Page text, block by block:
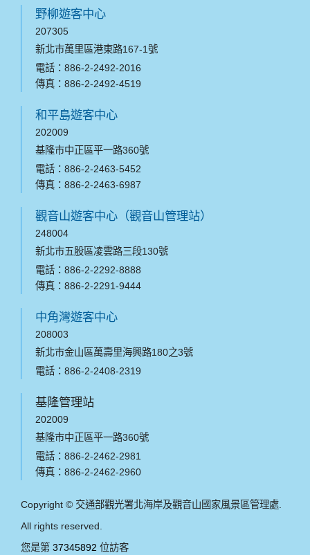
野柳遊客中心
207305
新北市萬里區港東路167-1號
電話：886-2-2492-2016
傳真：886-2-2492-4519
和平島遊客中心
202009
基隆市中正區平一路360號
電話：886-2-2463-5452
傳真：886-2-2463-6987
觀音山遊客中心（觀音山管理站）
248004
新北市五股區凌雲路三段130號
電話：886-2-2292-8888
傳真：886-2-2291-9444
中角灣遊客中心
208003
新北市金山區萬壽里海興路180之3號
電話：886-2-2408-2319
基隆管理站
202009
基隆市中正區平一路360號
電話：886-2-2462-2981
傳真：886-2-2462-2960
Copyright © 交通部觀光署北海岸及觀音山國家風景區管理處.
All rights reserved.
您是第 37345892 位訪客